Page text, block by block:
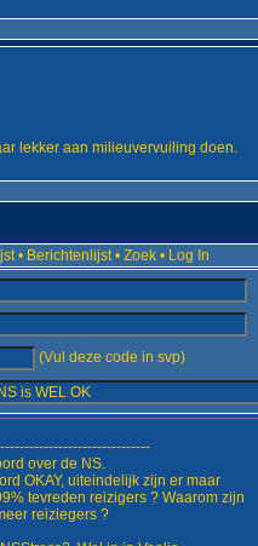
lekker aan milieuvervuiling doen.
• Berichtenlijst • Zoek • Log In
(Vul deze code in svp)